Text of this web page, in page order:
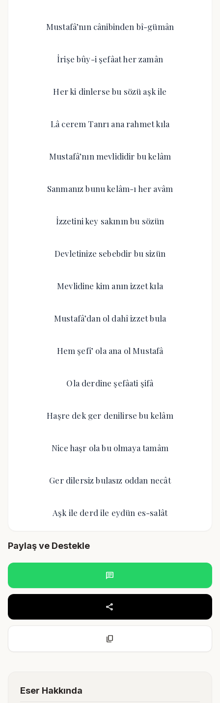
Mustafâ’nın cânibinden bî-gümân
İrişe bûy-i şefâat her zamân
Her ki dinlerse bu sözü aşk ile
Lâ cerem Tanrı ana rahmet kıla
Mustafâ’nın mevlididir bu kelâm
Sanmanız bunu kelâm-ı her avâm
İzzetini key sakının bu sözün
Devletinize sebebdir bu sizün
Mevlidine kim anın izzet kıla
Mustafâ’dan ol dahî izzet bula
Hem şefî’ ola ana ol Mustafâ
Ola derdine şefâati şifâ
Haşre dek ger denilirse bu kelâm
Nice haşr ola bu olmaya tamâm
Ger dilersiz bulasız oddan necât
Aşk ile derd ile eydün es-salât
Paylaş ve Destekle
chat
share
content_copy
Eser Hakkında